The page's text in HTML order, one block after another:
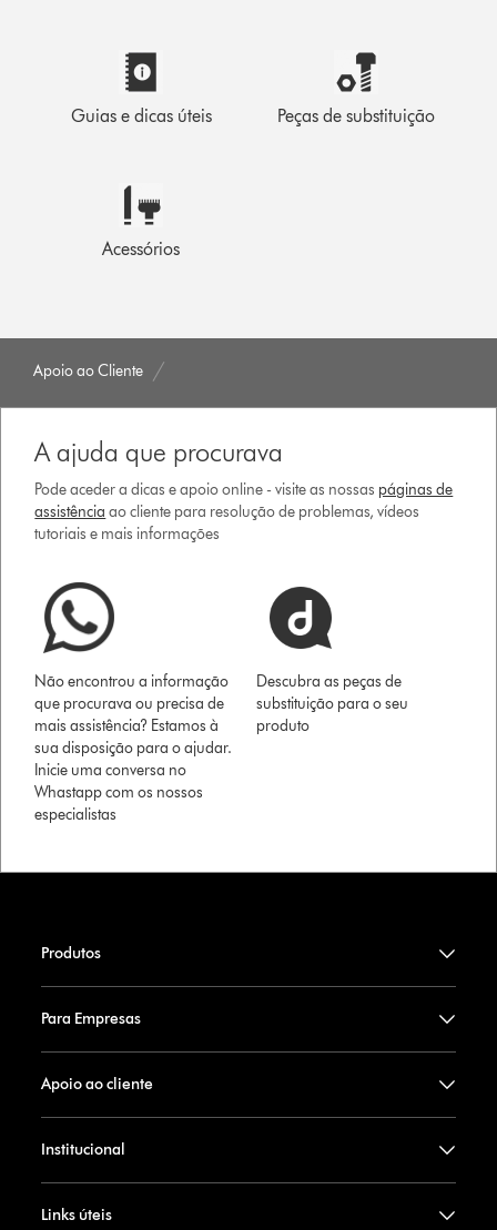
Guias e dicas úteis Peças de substituição
Acessórios
Apoio ao Cliente
A ajuda que procurava
Pode aceder a dicas e apoio online - visite as nossas páginas de
assistência ao cliente para resolução de problemas, vídeos
tutoriais e mais informações
Não encontrou a informação
que procurava ou precisa de
mais assistência? Estamos à
sua disposição para o ajudar.
Inicie uma conversa no
Whastapp com os nossos
especialistas
Descubra as peças de
substituição para o seu
produto
Produtos
Para Empresas
Apoio ao cliente
Institucional
Links úteis